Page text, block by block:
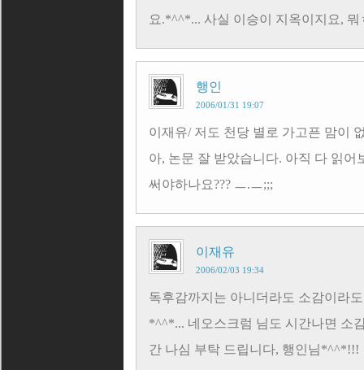
요.*^^*... 사실 이승이 지옥이지요,
행인
2006/01/31 19:07
이재유/ 저도 천당 별로 가고픈 맘이
아, 논문 잘 받았습니다. 아직 다 읽
써야하나요??? ㅡ.ㅡ;;;
이재유
2006/02/03 19:34
독후감까지는 아니더라도 소감이라
*^^*... 네오스크럼 님도 시간나면 소
간 나심 부탁 드립니다, 행인님*^^*!!!